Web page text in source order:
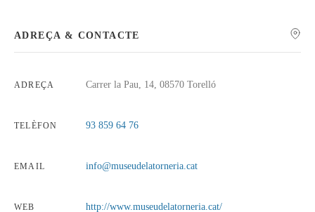
ADREÇA & CONTACTE
ADREÇA Carrer la Pau, 14, 08570 Torelló
TELÈFON 93 859 64 76
EMAIL info@museudelatorneria.cat
WEB http://www.museudelatorneria.cat/